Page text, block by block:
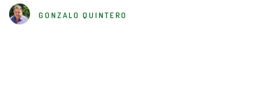
GONZALO QUINTERO